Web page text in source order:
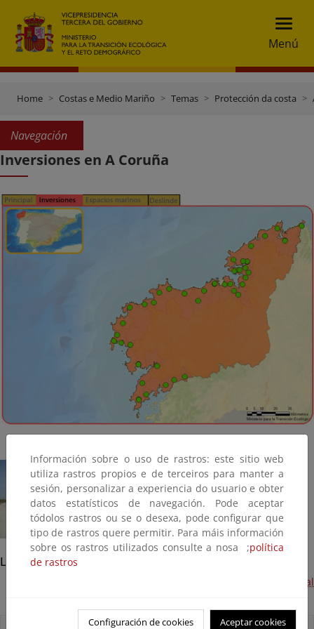
Menú
Home Costas e Medio Mariño Temas Protección da costa
Navegación
Inversiones en A Coruña
Laxe
Playas de Traba y Soesto. Avería en los accesos. (Plan litoral
Información sobre o uso de rastros: este sitio web
utiliza rastros propios e de terceiros para manter a
sesión, personalizar a experiencia do usuario e obter
datos estatísticos de navegación. Pode aceptar
tódolos rastros ou se o desexa, pode configurar que
tipo de rastros quere permitir. Para máis información
sobre os rastros utilizados consulte a nosa ;política
de rastros
Configuración de cookies Aceptar cookies